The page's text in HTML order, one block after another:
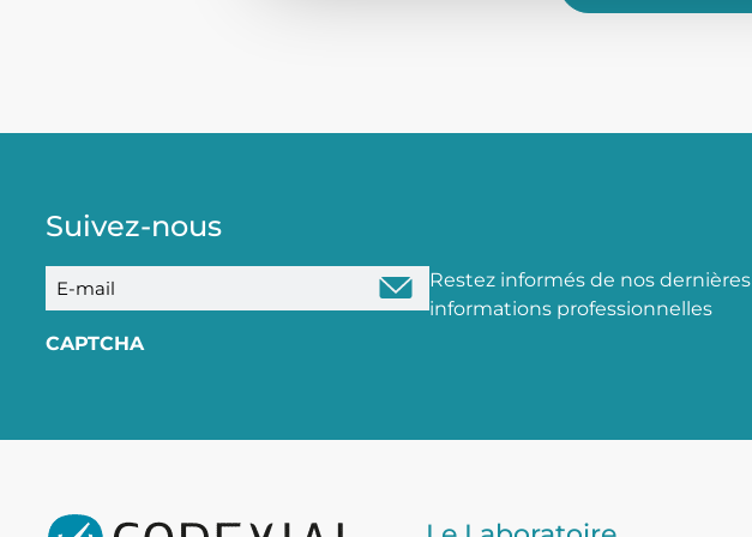
Suivez-nous
E-
mail
CAPTCHA
Restez informés de nos dernières
informations professionnelles